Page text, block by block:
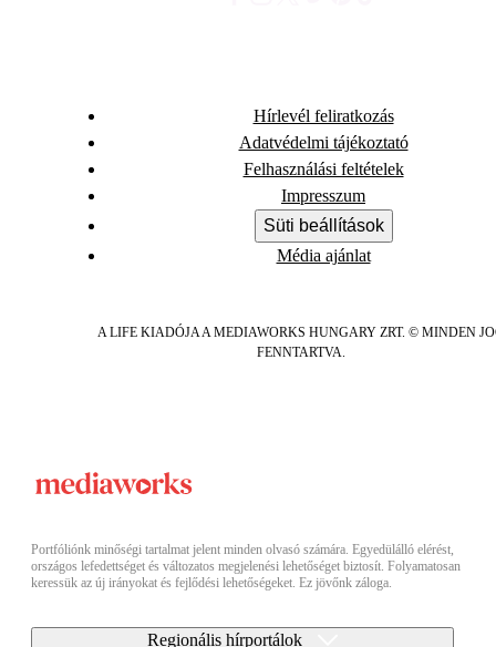
Hírlevél feliratkozás
Adatvédelmi tájékoztató
Felhasználási feltételek
Impresszum
Süti beállítások
Média ajánlat
A LIFE KIADÓJA A MEDIAWORKS HUNGARY ZRT. © MINDEN
FENNTARTVA.
Portfóliónk minőségi tartalmat jelent minden olvasó számára. Egyedülálló elérést,
országos lefedettséget és változatos megjelenési lehetőséget biztosít. Folyamatosan
keressük az új irányokat és fejlődési lehetőségeket. Ez jövőnk záloga.
Regionális hírportálok